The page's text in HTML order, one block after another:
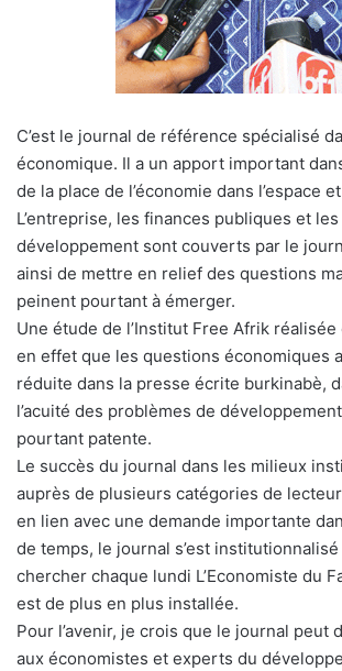
C’est le journal de référence spécialisé
économique. Il a un apport important
de la place de l’économie dans l’espace
L’entreprise, les finances publiques et
développement sont couverts par le
ainsi de mettre en relief des questions
peinent pourtant à émerger.
Une étude de l’Institut Free Afrik
en effet que les questions économiques
réduite dans la presse écrite burkinabè,
l’acuité des problèmes de
pourtant patente.
Le succès du journal dans les milieux
auprès de plusieurs catégories de
en lien avec une demande importante
de temps, le journal s’est institutionnalisé
chercher chaque lundi L’Economiste du
est de plus en plus installée.
Pour l’avenir, je crois que le journal peut
aux économistes et experts du